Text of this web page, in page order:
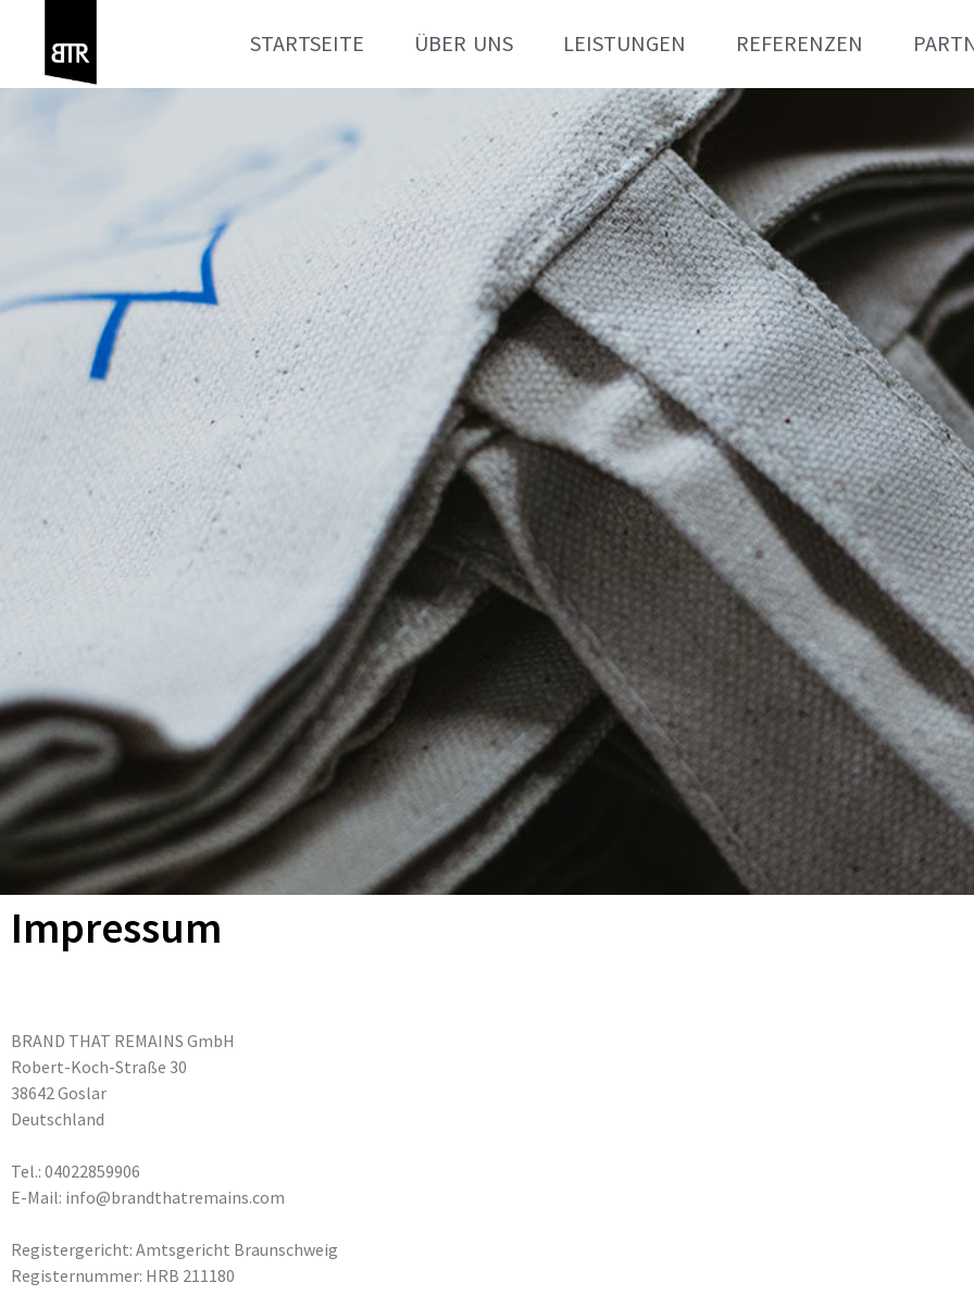
STARTSEITE ÜBER UNS LEISTUNGEN REFERENZEN
Impressum
BRAND THAT REMAINS GmbH
Robert-Koch-Straße 30
38642 Goslar
Deutschland
Tel.: 04022859906
E-Mail: info@brandthatremains.com
Registergericht: Amtsgericht Braunschweig
Registernummer: HRB 211180